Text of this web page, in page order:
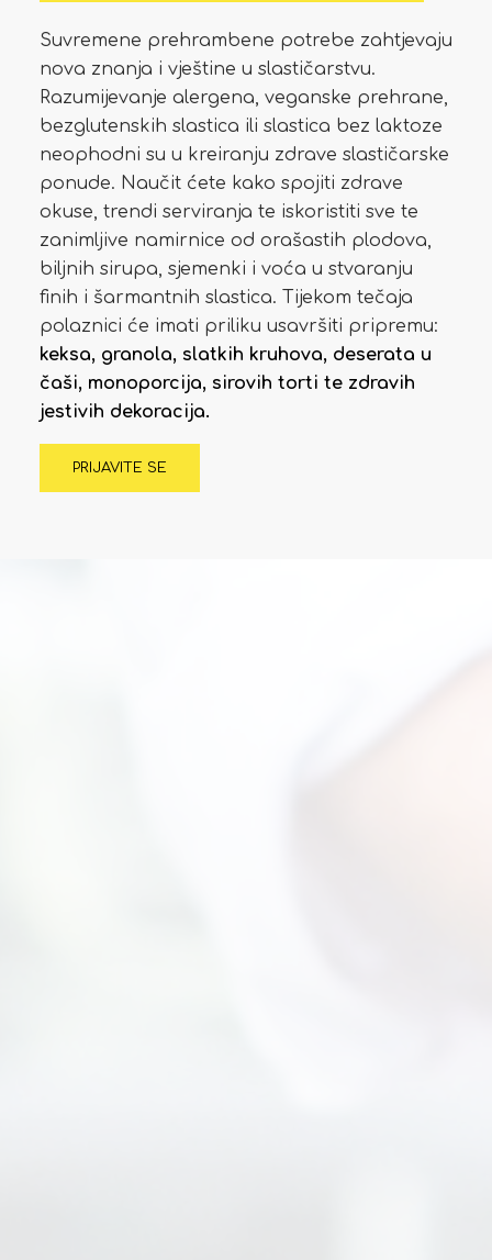
Suvremene prehrambene potrebe zahtjevaju
nova znanja i vještine u slastičarstvu.
Razumijevanje alergena, veganske prehrane,
bezglutenskih slastica ili slastica bez laktoze
neophodni su u kreiranju zdrave slastičarske
ponude. Naučit ćete kako spojiti zdrave
okuse, trendi serviranja te iskoristiti sve te
zanimljive namirnice od orašastih plodova,
biljnih sirupa, sjemenki i voća u stvaranju
finih i šarmantnih slastica. Tijekom tečaja
polaznici će imati priliku usavršiti pripremu:
keksa, granola, slatkih kruhova, deserata u
čaši, monoporcija, sirovih torti te zdravih
jestivih dekoracija.
PRIJAVITE SE